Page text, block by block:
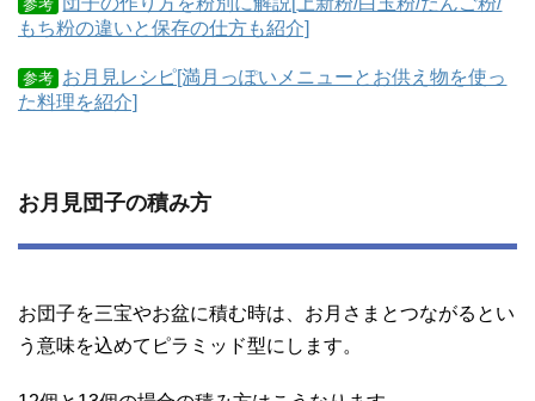
参考
もち粉の違いと保存の仕方も紹介]
参考 お月見レシピ[満月っぽいメニューとお供え物を使っ
た料理を紹介]
お月見団子の積み方
お団子を三宝やお盆に積む時は、お月さまとつながるとい
う意味を込めてピラミッド型にします。